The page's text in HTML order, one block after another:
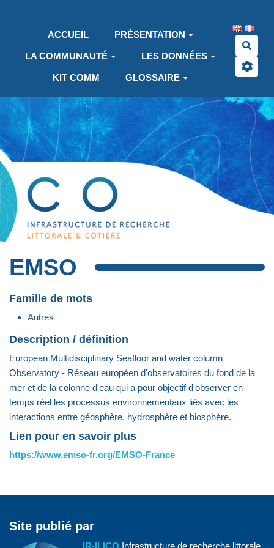
ACCUEIL
PRÉSENTATION
LA COMMUNAUTÉ LES DONNÉES
KIT COMM GLOSSAIRE
EMSO
Famille de mots
Autres
Description / définition
European Multidisciplinary Seafloor and water column
Observatory - Réseau européen d'observatoires du fond de la
mer et de la colonne d'eau qui a pour objectif d'observer en
temps réel les processus environnementaux liés avec les
interactions entre géosphère, hydrosphère et biosphère.
Lien pour en savoir plus
https://www.emso-fr.org/EMSO-France
Site publié par
IR-ILICO Infrastructure de recherche littorale